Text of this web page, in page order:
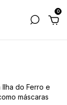
0
do Ferro e
máscaras